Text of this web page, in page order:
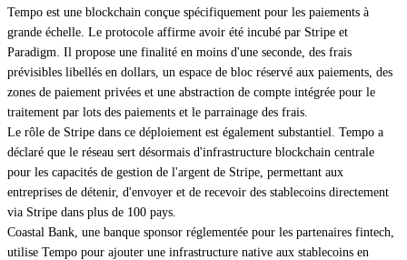
Tempo est une blockchain conçue spécifiquement pour les paiements à
grande échelle. Le protocole affirme avoir été incubé par Stripe et
Paradigm. Il propose une finalité en moins d'une seconde, des frais
prévisibles libellés en dollars, un espace de bloc réservé aux paiements, des
zones de paiement privées et une abstraction de compte intégrée pour le
traitement par lots des paiements et le parrainage des frais.
Le rôle de Stripe dans ce déploiement est également substantiel. Tempo a
déclaré que le réseau sert désormais d'infrastructure blockchain centrale
pour les capacités de gestion de l'argent de Stripe, permettant aux
entreprises de détenir, d'envoyer et de recevoir des stablecoins directement
via Stripe dans plus de 100 pays.
Coastal Bank, une banque sponsor réglementée pour les partenaires fintech,
utilise Tempo pour ajouter une infrastructure native aux stablecoins en